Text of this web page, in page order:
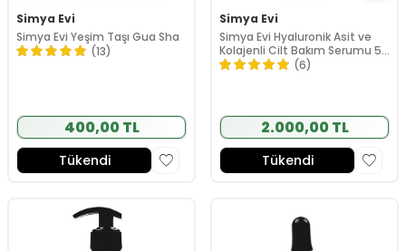
Simya Evi
Simya Evi Yeşim Taşı Gua Sha
(13)
400,00 TL
Tükendi
Simya Evi
Simya Evi Hyaluronik Asit ve
Kolajenli Cilt Bakım Serumu 50
ml
(6)
2.000,00 TL
Tükendi